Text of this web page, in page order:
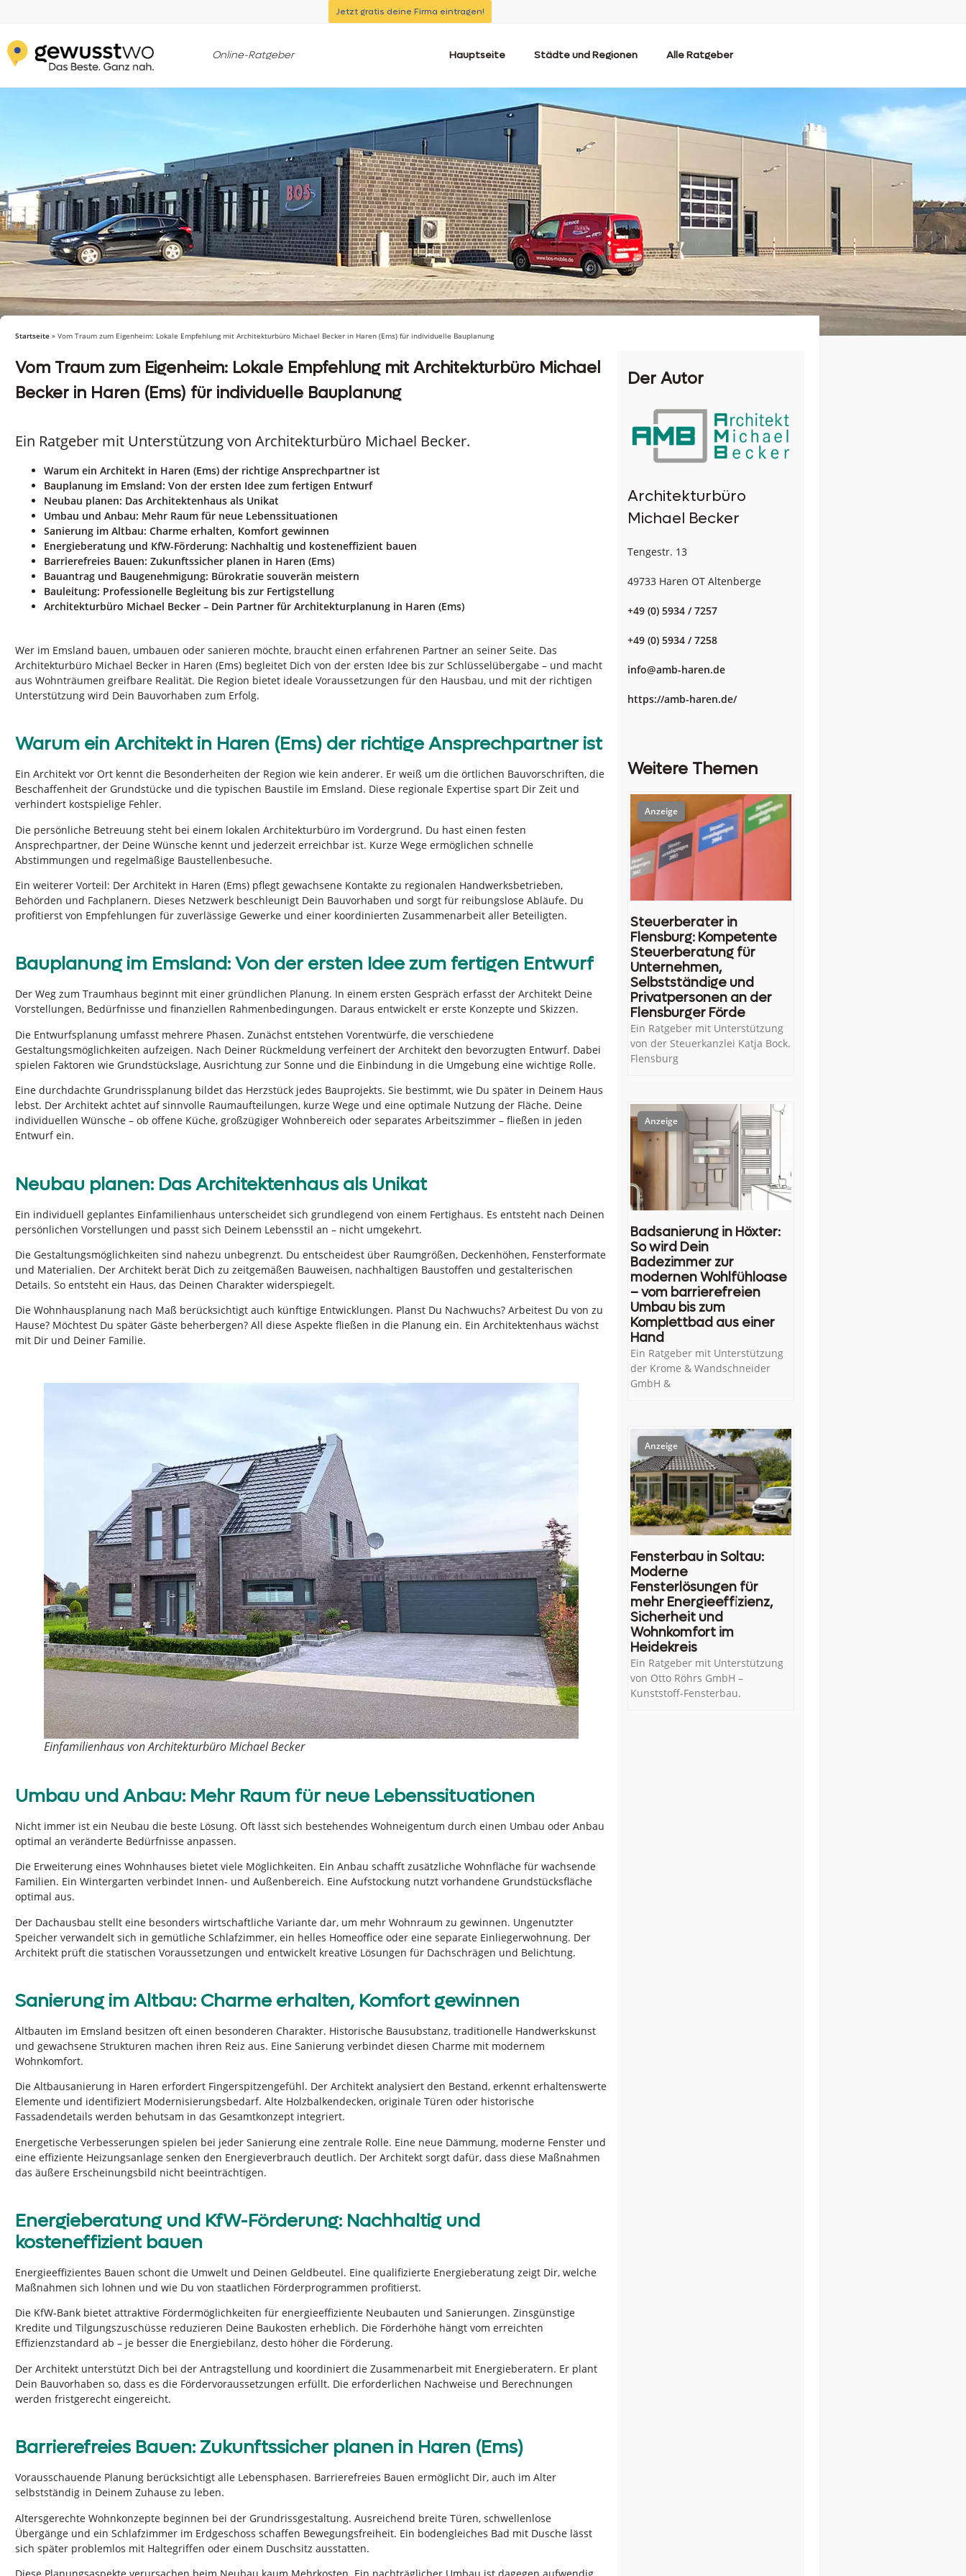
Jetzt gratis deine Firma eintragen!
Online-Ratgeber Hauptseite Städte und Regionen Alle Ratgeber
Startseite » Vom Traum zum Eigenheim: Lokale Empfehlung mit Architekturbüro Michael Becker in Haren (Ems) für individuelle Bauplanung
Vom Traum zum Eigenheim: Lokale Empfehlung mit Architekturbüro Michael
Becker in Haren (Ems) für individuelle Bauplanung
Ein Ratgeber mit Unterstützung von Architekturbüro Michael Becker.
Warum ein Architekt in Haren (Ems) der richtige Ansprechpartner ist
Bauplanung im Emsland: Von der ersten Idee zum fertigen Entwurf
Neubau planen: Das Architektenhaus als Unikat
Umbau und Anbau: Mehr Raum für neue Lebenssituationen
Sanierung im Altbau: Charme erhalten, Komfort gewinnen
Energieberatung und KfW-Förderung: Nachhaltig und kosteneffizient bauen
Barrierefreies Bauen: Zukunftssicher planen in Haren (Ems)
Bauantrag und Baugenehmigung: Bürokratie souverän meistern
Bauleitung: Professionelle Begleitung bis zur Fertigstellung
Architekturbüro Michael Becker – Dein Partner für Architekturplanung in Haren (Ems)
Wer im Emsland bauen, umbauen oder sanieren möchte, braucht einen erfahrenen Partner an seiner Seite. Das
Architekturbüro Michael Becker in Haren (Ems) begleitet Dich von der ersten Idee bis zur Schlüsselübergabe – und macht
aus Wohnträumen greifbare Realität. Die Region bietet ideale Voraussetzungen für den Hausbau, und mit der richtigen
Unterstützung wird Dein Bauvorhaben zum Erfolg.
Warum ein Architekt in Haren (Ems) der richtige Ansprechpartner ist
Ein Architekt vor Ort kennt die Besonderheiten der Region wie kein anderer. Er weiß um die örtlichen Bauvorschriften, die
Beschaffenheit der Grundstücke und die typischen Baustile im Emsland. Diese regionale Expertise spart Dir Zeit und
verhindert kostspielige Fehler.
Die persönliche Betreuung steht bei einem lokalen Architekturbüro im Vordergrund. Du hast einen festen
Ansprechpartner, der Deine Wünsche kennt und jederzeit erreichbar ist. Kurze Wege ermöglichen schnelle
Abstimmungen und regelmäßige Baustellenbesuche.
Ein weiterer Vorteil: Der Architekt in Haren (Ems) pflegt gewachsene Kontakte zu regionalen Handwerksbetrieben,
Behörden und Fachplanern. Dieses Netzwerk beschleunigt Dein Bauvorhaben und sorgt für reibungslose Abläufe. Du
profitierst von Empfehlungen für zuverlässige Gewerke und einer koordinierten Zusammenarbeit aller Beteiligten.
Bauplanung im Emsland: Von der ersten Idee zum fertigen Entwurf
Der Weg zum Traumhaus beginnt mit einer gründlichen Planung. In einem ersten Gespräch erfasst der Architekt Deine
Vorstellungen, Bedürfnisse und finanziellen Rahmenbedingungen. Daraus entwickelt er erste Konzepte und Skizzen.
Die Entwurfsplanung umfasst mehrere Phasen. Zunächst entstehen Vorentwürfe, die verschiedene
Gestaltungsmöglichkeiten aufzeigen. Nach Deiner Rückmeldung verfeinert der Architekt den bevorzugten Entwurf. Dabei
spielen Faktoren wie Grundstückslage, Ausrichtung zur Sonne und die Einbindung in die Umgebung eine wichtige Rolle.
Eine durchdachte Grundrissplanung bildet das Herzstück jedes Bauprojekts. Sie bestimmt, wie Du später in Deinem Haus
lebst. Der Architekt achtet auf sinnvolle Raumaufteilungen, kurze Wege und eine optimale Nutzung der Fläche. Deine
individuellen Wünsche – ob offene Küche, großzügiger Wohnbereich oder separates Arbeitszimmer – fließen in jeden
Entwurf ein.
Neubau planen: Das Architektenhaus als Unikat
Ein individuell geplantes Einfamilienhaus unterscheidet sich grundlegend von einem Fertighaus. Es entsteht nach Deinen
persönlichen Vorstellungen und passt sich Deinem Lebensstil an – nicht umgekehrt.
Die Gestaltungsmöglichkeiten sind nahezu unbegrenzt. Du entscheidest über Raumgrößen, Deckenhöhen, Fensterformate
und Materialien. Der Architekt berät Dich zu zeitgemäßen Bauweisen, nachhaltigen Baustoffen und gestalterischen
Details. So entsteht ein Haus, das Deinen Charakter widerspiegelt.
Die Wohnhausplanung nach Maß berücksichtigt auch künftige Entwicklungen. Planst Du Nachwuchs? Arbeitest Du von zu
Hause? Möchtest Du später Gäste beherbergen? All diese Aspekte fließen in die Planung ein. Ein Architektenhaus wächst
mit Dir und Deiner Familie.
Einfamilienhaus von Architekturbüro Michael Becker
Umbau und Anbau: Mehr Raum für neue Lebenssituationen
Nicht immer ist ein Neubau die beste Lösung. Oft lässt sich bestehendes Wohneigentum durch einen Umbau oder Anbau
optimal an veränderte Bedürfnisse anpassen.
Die Erweiterung eines Wohnhauses bietet viele Möglichkeiten. Ein Anbau schafft zusätzliche Wohnfläche für wachsende
Familien. Ein Wintergarten verbindet Innen- und Außenbereich. Eine Aufstockung nutzt vorhandene Grundstücksfläche
optimal aus.
Der Dachausbau stellt eine besonders wirtschaftliche Variante dar, um mehr Wohnraum zu gewinnen. Ungenutzter
Speicher verwandelt sich in gemütliche Schlafzimmer, ein helles Homeoffice oder eine separate Einliegerwohnung. Der
Architekt prüft die statischen Voraussetzungen und entwickelt kreative Lösungen für Dachschrägen und Belichtung.
Sanierung im Altbau: Charme erhalten, Komfort gewinnen
Altbauten im Emsland besitzen oft einen besonderen Charakter. Historische Bausubstanz, traditionelle Handwerkskunst
und gewachsene Strukturen machen ihren Reiz aus. Eine Sanierung verbindet diesen Charme mit modernem
Wohnkomfort.
Die Altbausanierung in Haren erfordert Fingerspitzengefühl. Der Architekt analysiert den Bestand, erkennt erhaltenswerte
Elemente und identifiziert Modernisierungsbedarf. Alte Holzbalkendecken, originale Türen oder historische
Fassadendetails werden behutsam in das Gesamtkonzept integriert.
Energetische Verbesserungen spielen bei jeder Sanierung eine zentrale Rolle. Eine neue Dämmung, moderne Fenster und
eine effiziente Heizungsanlage senken den Energieverbrauch deutlich. Der Architekt sorgt dafür, dass diese Maßnahmen
das äußere Erscheinungsbild nicht beeinträchtigen.
Energieberatung und KfW-Förderung: Nachhaltig und
kosteneffizient bauen
Energieeffizientes Bauen schont die Umwelt und Deinen Geldbeutel. Eine qualifizierte Energieberatung zeigt Dir, welche
Maßnahmen sich lohnen und wie Du von staatlichen Förderprogrammen profitierst.
Die KfW-Bank bietet attraktive Fördermöglichkeiten für energieeffiziente Neubauten und Sanierungen. Zinsgünstige
Kredite und Tilgungszuschüsse reduzieren Deine Baukosten erheblich. Die Förderhöhe hängt vom erreichten
Effizienzstandard ab – je besser die Energiebilanz, desto höher die Förderung.
Der Architekt unterstützt Dich bei der Antragstellung und koordiniert die Zusammenarbeit mit Energieberatern. Er plant
Dein Bauvorhaben so, dass es die Fördervoraussetzungen erfüllt. Die erforderlichen Nachweise und Berechnungen
werden fristgerecht eingereicht.
Barrierefreies Bauen: Zukunftssicher planen in Haren (Ems)
Vorausschauende Planung berücksichtigt alle Lebensphasen. Barrierefreies Bauen ermöglicht Dir, auch im Alter
selbstständig in Deinem Zuhause zu leben.
Altersgerechte Wohnkonzepte beginnen bei der Grundrissgestaltung. Ausreichend breite Türen, schwellenlose
Übergänge und ein Schlafzimmer im Erdgeschoss schaffen Bewegungsfreiheit. Ein bodengleiches Bad mit Dusche lässt
sich später problemlos mit Haltegriffen oder einem Duschsitz ausstatten.
Der Autor
Architekturbüro
Michael Becker
Tengestr. 13
49733 Haren OT Altenberge
+49 (0) 5934 / 7257
+49 (0) 5934 / 7258
info@amb-haren.de
https://amb-haren.de/
Weitere Themen
Steuerberater in
Flensburg: Kompetente
Steuerberatung für
Unternehmen,
Selbstständige und
Privatpersonen an der
Flensburger Förde
Ein Ratgeber mit Unterstützung
von der Steuerkanzlei Katja Bock.
Flensburg
Badsanierung in Höxter:
So wird Dein
Badezimmer zur
modernen Wohlfühloase
– vom barrierefreien
Umbau bis zum
Komplettbad aus einer
Hand
Ein Ratgeber mit Unterstützung
der Krome & Wandschneider
GmbH &
Fensterbau in Soltau:
Moderne
Fensterlösungen für
mehr Energieeffizienz,
Sicherheit und
Wohnkomfort im
Heidekreis
Ein Ratgeber mit Unterstützung
von Otto Röhrs GmbH –
Kunststoff-Fensterbau.